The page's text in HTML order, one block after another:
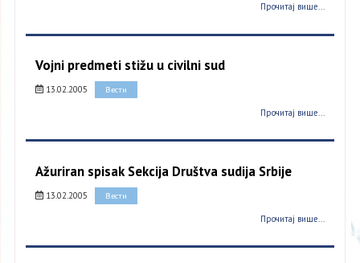
Прочитај више...
Vojni predmeti stižu u civilni sud
13.02.2005 Вести
Прочитај више...
Ažuriran spisak Sekcija Društva sudija Srbije
13.02.2005 Вести
Прочитај више...